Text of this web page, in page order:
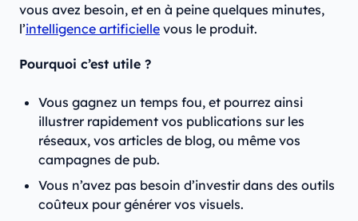
vous avez besoin, et en à peine quelques minutes,
l’intelligence artificielle vous le produit.
Pourquoi c’est utile ?
Vous gagnez un temps fou, et pourrez ainsi
illustrer rapidement vos publications sur les
réseaux, vos articles de blog, ou même vos
campagnes de pub.
Vous n’avez pas besoin d’investir dans des outils
coûteux pour générer vos visuels.